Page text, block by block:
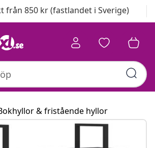
från 850 kr (fastlandet i Sverige)
& fristående hyllor